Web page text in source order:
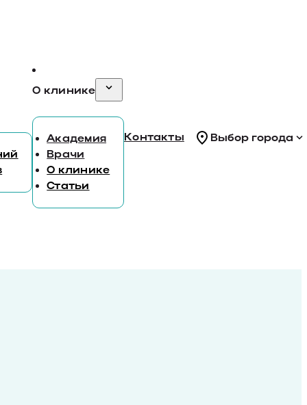
О клинике
Академия
Врачи
О клинике
Статьи
Контакты Выбор города